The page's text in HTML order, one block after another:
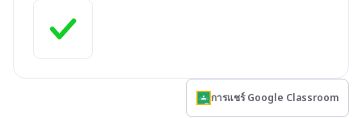
การแชร์ Google Classroom